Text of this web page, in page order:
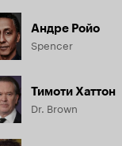
Андре Ройо
Spencer
Тимоти Хаттон
Dr. Brown